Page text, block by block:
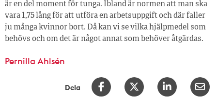
är en del moment för tunga. Ibland är normen att man ska
vara 1,75 lång för att utföra en arbetsuppgift och där faller
ju många kvinnor bort. Då kan vi se vilka hjälpmedel som
behövs och om det är något annat som behöver åtgärdas.
Pernilla Ahlsén
Dela